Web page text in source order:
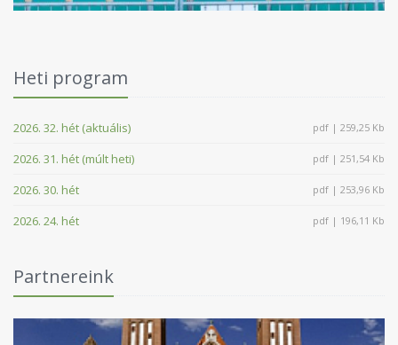
Heti program
2026. 32. hét (aktuális) pdf | 259,25 Kb
2026. 31. hét (múlt heti) pdf | 251,54 Kb
2026. 30. hét pdf | 253,96 Kb
2026. 24. hét pdf | 196,11 Kb
Partnereink